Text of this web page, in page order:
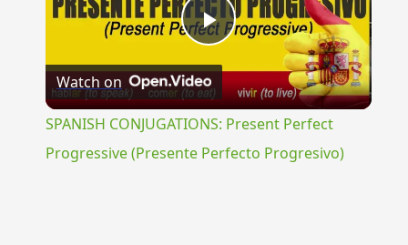
Play
Video
Watch on
SPANISH CONJUGATIONS: Present Perfect
Progressive (Presente Perfecto Progresivo)